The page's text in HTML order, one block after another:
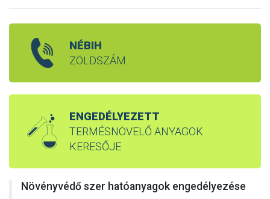
NÉBIH
ZÖLDSZÁM
ENGEDÉLYEZETT
TERMÉSNÖVELŐ ANYAGOK
KERESŐJE
Növényvédő szer hatóanyagok engedélyezése